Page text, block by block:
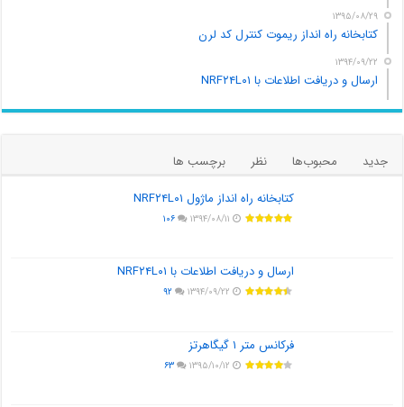
۱۳۹۵/۰۸/۲۹
کتابخانه راه انداز ریموت کنترل کد لرن
۱۳۹۴/۰۹/۲۲
ارسال و دریافت اطلاعات با NRF۲۴L۰۱
جدید محبوب‌ها نظر
برچسب ها
کتابخانه راه انداز ماژول NRF۲۴L۰۱
۱۳۹۴/۰۸/۱۱ ۱۰۶
ارسال و دریافت اطلاعات با NRF۲۴L۰۱
۱۳۹۴/۰۹/۲۲ ۹۲
فرکانس متر ۱ گیگاهرتز
۱۳۹۵/۱۰/۱۲ ۶۳